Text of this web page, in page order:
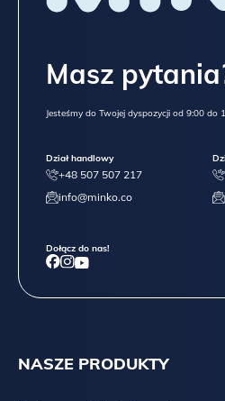
NASZE PRODUKTY
Masz
Jesteśmy do Twojej dyspozycji od 9:00 do
Dział handlowy
+48 507 507 217
info@minko.co
Dołącz do nas!